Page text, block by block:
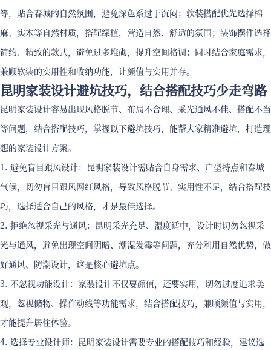
等，贴合春城的自然氛围，避免深色系过于沉闷；软装搭配优先选择棉
麻、实木等自然材质，搭配绿植，营造自然、舒适的氛围；装饰摆件选择
简约、精致的款式，避免过多堆砌，提升空间格调；同时结合家庭需求，
兼顾软装的实用性和收纳功能，让颜值与实用并存。
昆明家装设计避坑技巧，结合搭配技巧少走弯路
昆明家装设计容易出现风格脱节、布局不合理、采光通风不佳、搭配不当
等问题，结合搭配技巧，掌握以下避坑技巧，能帮大家精准避坑，打造理
想的家装设计方案。
1. 避免盲目跟风设计：昆明家装设计需贴合自身需求、户型特点和春城
气候，切勿盲目跟风网红风格，导致风格脱节、实用性不足，结合搭配技
巧，选择适合自己的风格，才是最佳选择。
2. 拒绝忽视采光与通风：昆明采光充足、湿度适中，设计时切勿忽视采
光与通风，避免出现空间阴暗、潮湿发霉等问题，充分利用自然优势，做
好通风、防潮设计，这是核心避坑点。
3. 不忽视功能设计：家装设计不仅要颜值，还要实用，切勿过度追求美
观，忽视储物、操作动线等功能需求，结合搭配技巧，兼顾颜值与实用，
才能提升居住体验。
4. 选择专业设计师：昆明家装设计需要专业的搭配技巧和经验，建议选